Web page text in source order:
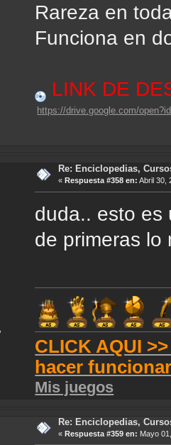
Rareza en
Funciona en
LINK DE
https://drive.google.com/
Re: Enciclopedias,
« Respuesta #358 en: Abril 30,
duda.. esto es
de primeras lo
CLICK AQUI
hacer
Mis juegos
Re: Enciclopedias,
« Respuesta #359 en: Mayo